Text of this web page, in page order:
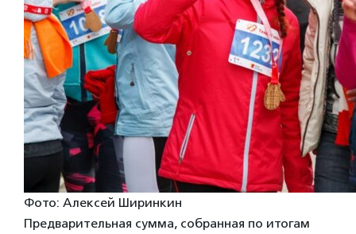
Фото: Алексей Ширинкин
Предварительная сумма, собранная по итогам